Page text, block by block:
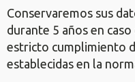
Conservaremos sus
durante 5 años en
estricto cumplimiento
establecidas en la